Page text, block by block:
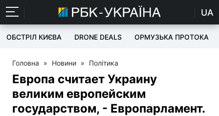
UA
ОБСТРІЛ КИЄВА DRONE DEALS ОРМУЗЬКА ПРОТОКА
Головна » Новини » Політика
Европа считает Украину
великим европейским
государством, - Европарламент.